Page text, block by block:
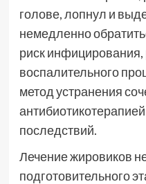
голове, лопнул и
немедленно
риск инфицирования,
воспалительного
метод устранения
последствий.
Лечение жировиков
подготовительного